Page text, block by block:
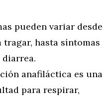
pueden variar desde
hasta síntomas
anafiláctica es una
para respirar,